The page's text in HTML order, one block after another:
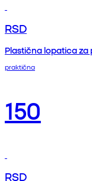
RSD
Plastična lopatica za
praktična
150
RSD